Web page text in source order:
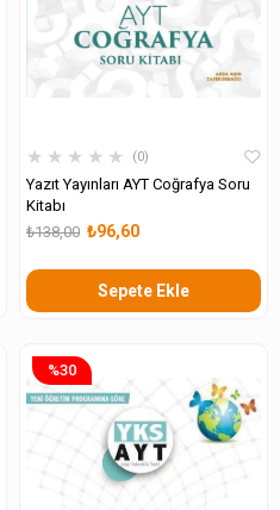
★ ★ ★ ★ ★ 0
Yazıt Yayınları AYT Coğrafya Soru
Kitabı
₺96,60
₺138,00
Sepete Ekle
%30